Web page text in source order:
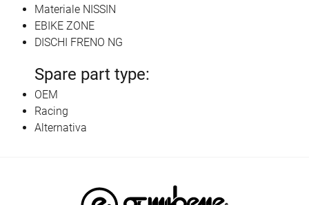
Materiale NISSIN
EBIKE ZONE
DISCHI FRENO NG
Spare part type:
OEM
Racing
Alternativa